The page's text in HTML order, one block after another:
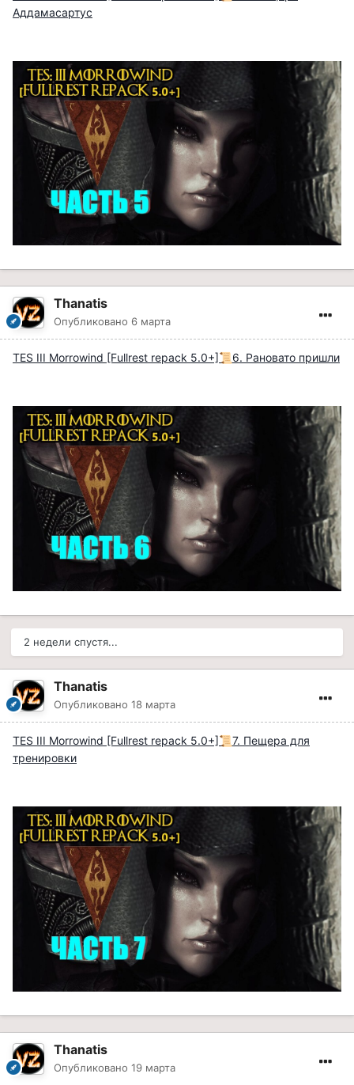
Аддамасартус
Thanatis
Опубликовано 6 марта
TES III Morrowind [Fullrest repack 5.0+]📜6. Рановато пришли
2 недели спустя...
Thanatis
Опубликовано 18 марта
TES III Morrowind [Fullrest repack 5.0+]📜7. Пещера для
тренировки
Thanatis
Опубликовано 19 марта